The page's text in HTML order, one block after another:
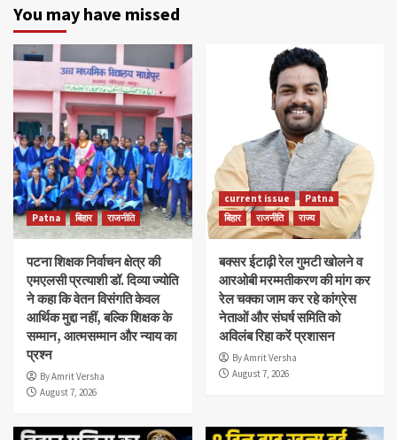
You may have missed
Patna बिहार राजनीति
पटना शिक्षक निर्वाचन क्षेत्र की
एमएलसी प्रत्याशी डॉ. दिव्या ज्योति
ने कहा कि वेतन विसंगति केवल
आर्थिक मुद्दा नहीं, बल्कि शिक्षक के
सम्मान, आत्मसम्मान और न्याय का
प्रश्न
By Amrit Versha
August 7, 2026
current issue
Patna
बिहार
राजनीति राज्य
बक्सर ईटाढ़ी रेल गुमटी खोलने व
आरओबी मरम्मतीकरण की मांग कर
रेल चक्का जाम कर रहे कांग्रेस
नेताओं और संघर्ष समिति को
अविलंब रिहा करें प्रशासन
By Amrit Versha
August 7, 2026